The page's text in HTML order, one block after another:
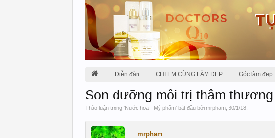
Diễn đàn CHỊ EM CÙNG LÀM ĐẸP Góc làm đẹp
Son dưỡng môi trị thâm
Thảo luận trong 'Nước hoa - Mỹ phẩm' bắt đầu bởi mrpham 30/1/18
mrpham